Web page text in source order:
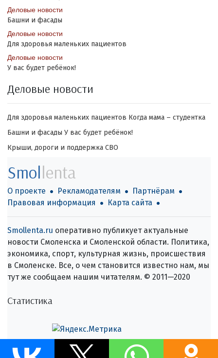
Деловые новости
Башни и фасады
Деловые новости
Для здоровья маленьких пациентов
Деловые новости
У вас будет ребёнок!
Деловые новости
Для здоровья маленьких пациентов Когда мама – студентка
Башни и фасады У вас будет ребёнок!
Крыши, дороги и поддержка СВО
Smollenta
О проекте Рекламодателям
Партнёрам
Правовая информация
Карта сайта
Smollenta.ru оперативно публикует актуальные
новости Смоленска и Смоленской области. Политика,
экономика, спорт, культурная жизнь, происшествия
в Смоленске. Все, о чем становится известно нам, мы
тут же сообщаем нашим читателям. © 2011—2020
Статистика